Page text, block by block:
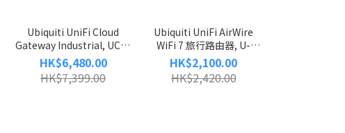
Ubiquiti UniFi Cloud
Gateway Industrial, UCG-
Industrial (270W)｜兩年原
廠保養（全店免信用卡手續
費）
HK$6,480.00
HK$7,399.00
Ubiquiti UniFi AirWire
WiFi 7 旅行路由器, U-
AirWire｜兩年原廠保養
（全店免信用卡手續費）
HK$2,100.00
HK$2,420.00